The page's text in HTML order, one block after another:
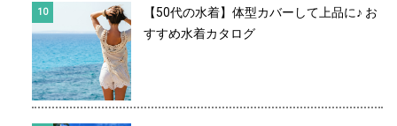
【50代の水着】体型カバーして上品に♪ お
すすめ水着カタログ